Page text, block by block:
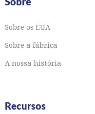
Sobre os EUA
Sobre a fábrica
A nossa história
Recursos